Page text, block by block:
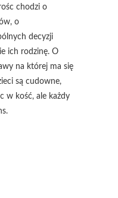
chodzi o
o
decyzji
ich rodzinę. O
na której ma się
są cudowne,
w kość, ale każdy